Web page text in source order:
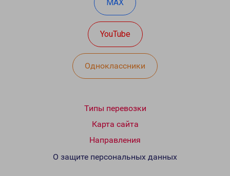
MAX
YouTube
Одноклассники
Типы перевозки
Карта сайта
Направления
О защите персональных данных